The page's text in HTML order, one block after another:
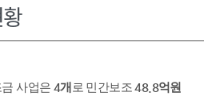
사업은 4개 로 민간보조48.8억원